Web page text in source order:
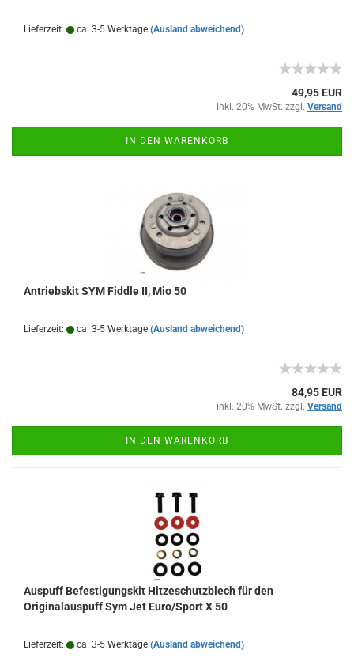
Lieferzeit: ca. 3-5 Werktage (Ausland abweichend)
49,95 EUR
inkl. 20% MwSt. zzgl. Versand
IN DEN WARENKORB
Antriebskit SYM Fiddle II, Mio 50
Lieferzeit: ca. 3-5 Werktage (Ausland abweichend)
84,95 EUR
inkl. 20% MwSt. zzgl. Versand
IN DEN WARENKORB
Auspuff Befestigungskit Hitzeschutzblech für den
Originalauspuff Sym Jet Euro/Sport X 50
Lieferzeit: ca. 3-5 Werktage (Ausland abweichend)